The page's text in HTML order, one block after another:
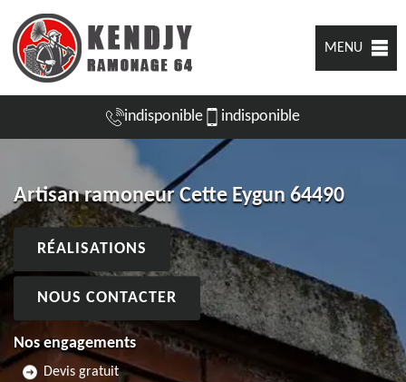
MENU
indisponible indisponible
Artisan ramoneur Cette Eygun 64490
RÉALISATIONS
NOUS CONTACTER
Nos engagements
Devis gratuit